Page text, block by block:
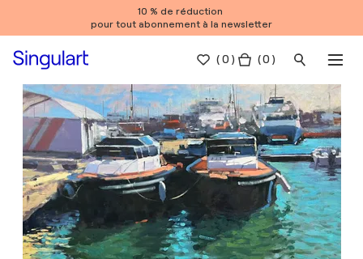
10 % de réduction
pour tout abonnement à la newsletter
(0 ) ( 0 )